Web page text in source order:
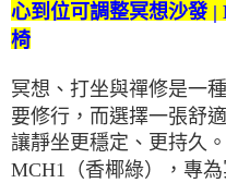
心到位可調整冥想沙發
椅
冥想、打坐與禪修是一
要修行，而選擇一張舒
讓靜坐更穩定、更持久
MCH1（香椰綠），專